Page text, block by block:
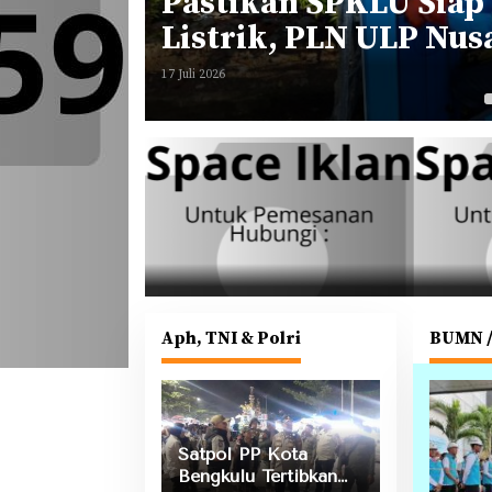
Listrik, PLN ULP
Pengecekan Fasilitas
17 Juli 2026
Aph, TNI & Polri
Satpol PP Kota
Bengkulu Tertibkan
BUMN